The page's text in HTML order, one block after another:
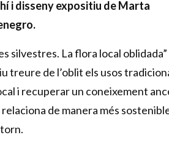
i disseny expositiu de Marta
silvestres. La flora local
treure de l’oblit els usos
i recuperar un coneixement
relaciona de manera més